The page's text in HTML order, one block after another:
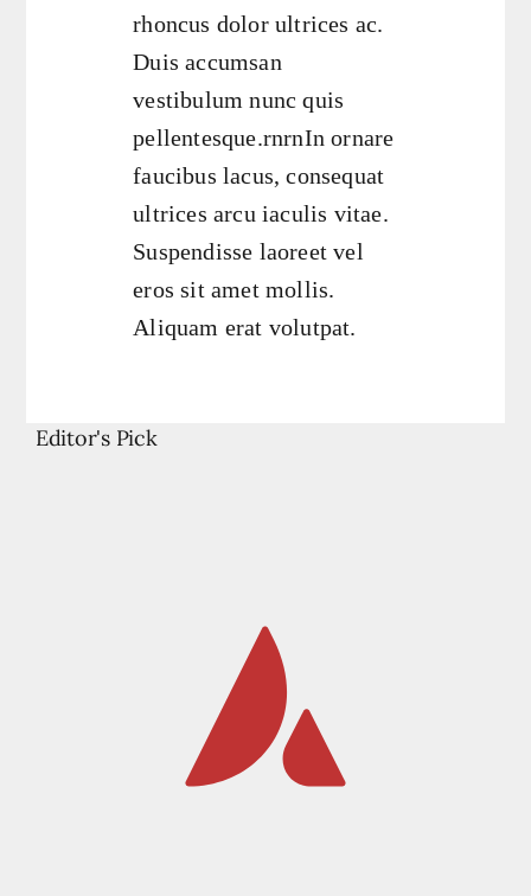
rhoncus dolor ultrices ac.
Duis accumsan
vestibulum nunc quis
pellentesque.rnrnIn ornare
faucibus lacus, consequat
ultrices arcu iaculis vitae.
Suspendisse laoreet vel
eros sit amet mollis.
Aliquam erat volutpat.
Editor's Pick